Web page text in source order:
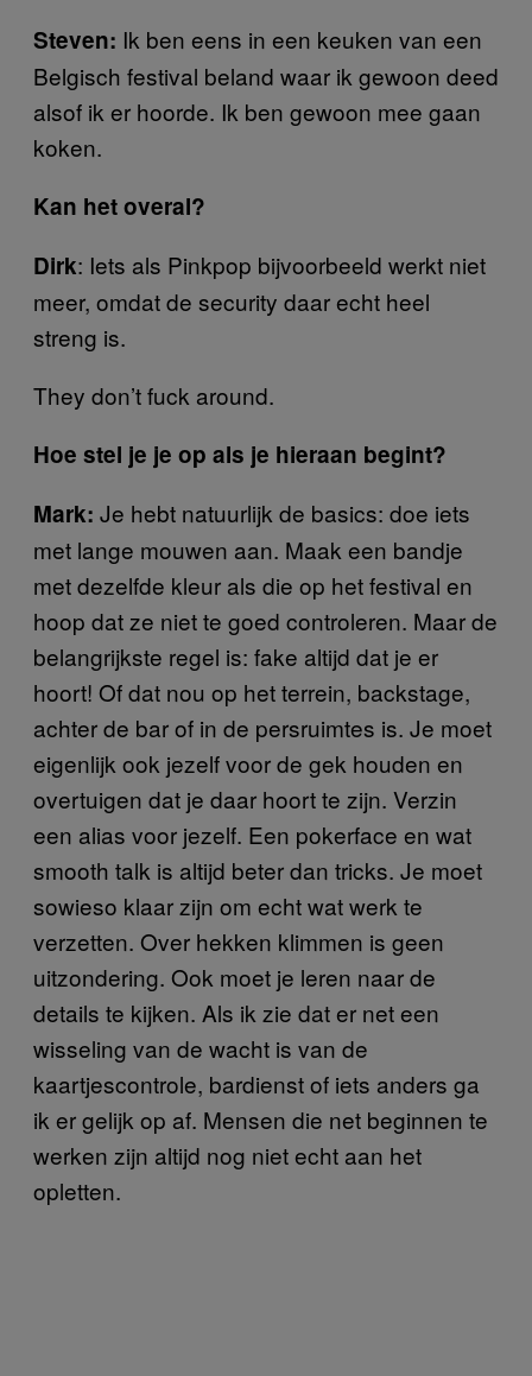
Steven: Ik ben eens in een keuken van een
Belgisch festival beland waar ik gewoon deed
alsof ik er hoorde. Ik ben gewoon mee gaan
koken.
Kan het overal?
Dirk: Iets als Pinkpop bijvoorbeeld werkt niet
meer, omdat de security daar echt heel
streng is.
They don’t fuck around.
Hoe stel je je op als je hieraan begint?
Mark: Je hebt natuurlijk de basics: doe iets
met lange mouwen aan. Maak een bandje
met dezelfde kleur als die op het festival en
hoop dat ze niet te goed controleren. Maar de
belangrijkste regel is: fake altijd dat je er
hoort! Of dat nou op het terrein, backstage,
achter de bar of in de persruimtes is. Je moet
eigenlijk ook jezelf voor de gek houden en
overtuigen dat je daar hoort te zijn. Verzin
een alias voor jezelf. Een pokerface en wat
smooth talk is altijd beter dan tricks. Je moet
sowieso klaar zijn om echt wat werk te
verzetten. Over hekken klimmen is geen
uitzondering. Ook moet je leren naar de
details te kijken. Als ik zie dat er net een
wisseling van de wacht is van de
kaartjescontrole, bardienst of iets anders ga
ik er gelijk op af. Mensen die net beginnen te
werken zijn altijd nog niet echt aan het
opletten.